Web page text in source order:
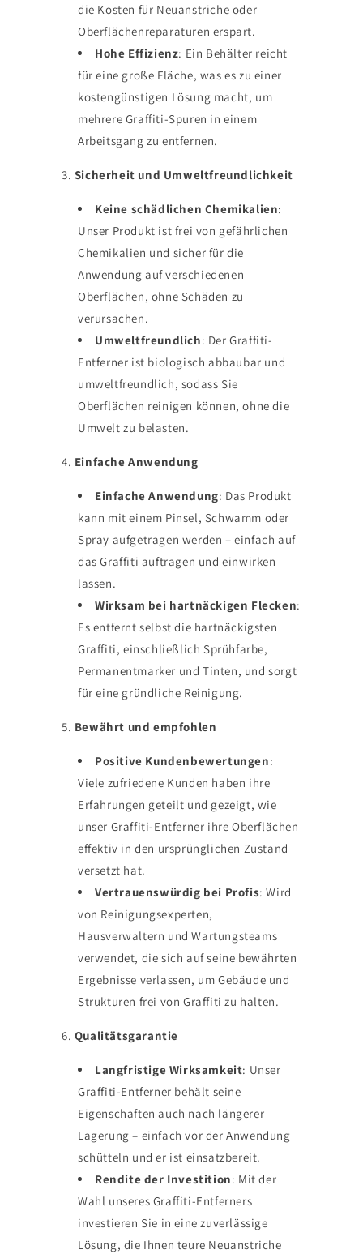
die Kosten für Neuanstriche oder
Oberflächenreparaturen erspart.
Hohe Effizienz: Ein Behälter reicht
für eine große Fläche, was es zu einer
kostengünstigen Lösung macht, um
mehrere Graffiti-Spuren in einem
Arbeitsgang zu entfernen.
3. Sicherheit und Umweltfreundlichkeit
Keine schädlichen Chemikalien:
Unser Produkt ist frei von gefährlichen
Chemikalien und sicher für die
Anwendung auf verschiedenen
Oberflächen, ohne Schäden zu
verursachen.
Umweltfreundlich: Der Graffiti-
Entferner ist biologisch abbaubar und
umweltfreundlich, sodass Sie
Oberflächen reinigen können, ohne die
Umwelt zu belasten.
4. Einfache Anwendung
Einfache Anwendung: Das Produkt
kann mit einem Pinsel, Schwamm oder
Spray aufgetragen werden – einfach auf
das Graffiti auftragen und einwirken
lassen.
Wirksam bei hartnäckigen Flecken:
Es entfernt selbst die hartnäckigsten
Graffiti, einschließlich Sprühfarbe,
Permanentmarker und Tinten, und sorgt
für eine gründliche Reinigung.
5. Bewährt und empfohlen
Positive Kundenbewertungen:
Viele zufriedene Kunden haben ihre
Erfahrungen geteilt und gezeigt, wie
unser Graffiti-Entferner ihre Oberflächen
effektiv in den ursprünglichen Zustand
versetzt hat.
Vertrauenswürdig bei Profis: Wird
von Reinigungsexperten,
Hausverwaltern und Wartungsteams
verwendet, die sich auf seine bewährten
Ergebnisse verlassen, um Gebäude und
Strukturen frei von Graffiti zu halten.
6. Qualitätsgarantie
Langfristige Wirksamkeit: Unser
Graffiti-Entferner behält seine
Eigenschaften auch nach längerer
Lagerung – einfach vor der Anwendung
schütteln und er ist einsatzbereit.
Rendite der Investition: Mit der
Wahl unseres Graffiti-Entferners
investieren Sie in eine zuverlässige
Lösung, die Ihnen teure Neuanstriche